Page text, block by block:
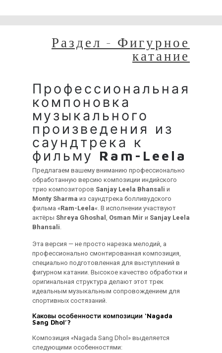
Раздел - Фигурное
катание
Профессиональная
компоновка
музыкального
произведения из
саундтрека к
фильму Ram-Leela
Предлагаем вашему вниманию профессионально
обработанную версию композиции индийского
трио композиторов Sanjay Leela Bhansali и
Monty Sharma из саундтрека болливудского
фильма «Ram-Leela«. В исполнении участвуют
актёры Shreya Ghoshal , Osman Mir и Sanjay Leela
Bhansali.
Эта версия — не просто нарезка мелодий, а
профессионально смонтированная композиция,
специально подготовленная для выступлений в
фигурном катании. Высокое качество обработки и
оригинальная структура делают этот трек
идеальным музыкальным сопровождением для
спортивных состязаний.
Каковы особенности композиции ‘Nagada
Sang Dhol’?
Композиция «Nagada Sang Dhol» выделяется
следующими особенностями: